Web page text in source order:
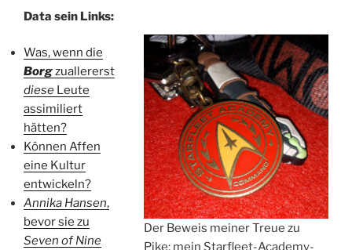
Data sein Links:
Der Beweis meiner Treue zu
Pike: mein Starfleet-Academy-
Was, wenn die
Borgzuallererst
diese Leute
assimiliert
hätten?
Können Affen
eine Kultur
entwickeln?
Annika Hansen,
bevor sie zu
Seven of Nine